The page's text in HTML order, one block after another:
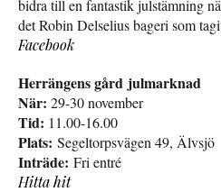
bidra till en fantastik julstämning
det Robin Delselius bageri som
Facebook
Herrängens gård julmarknad
När: 29-30 november
Tid: 11.00-16.00
Plats: Segeltorpsvägen 49, Älvsjö
Inträde: Fri entré
Hitta hit